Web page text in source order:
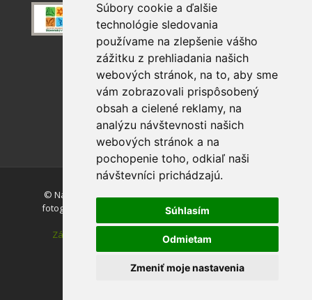
Súbory cookie a ďalšie
technológie sledovania
používame na zlepšenie vášho
zážitku z prehliadania našich
webových stránok, na to, aby sme
vám zobrazovali prispôsobený
obsah a cielené reklamy, na
analýzu návštevnosti našich
webových stránok a na
pochopenie toho, odkiaľ naši
návštevníci prichádzajú.
Súhlasím
Odmietam
Zmeniť moje nastavenia
© Národný park Slovenský raj. Akékoľvek používanie
fotografií a máp z tejto stránky je bez súhlasu autorov
zakázané.
Zásady ochrany osobných údajov|Vyhlásenie o
prístupnosti
Nastavenie cookies